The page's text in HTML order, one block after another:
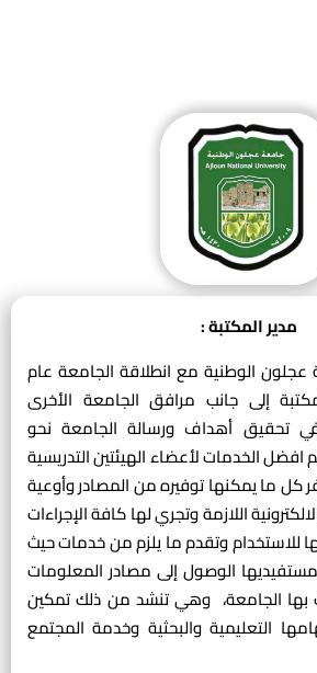
مدير المكتبة :
الوطنية مع انطلاقة الجامعة عام
إلى جانب مرافق الجامعة الأخرى
تحقيق أهداف ورسالة الجامعة نحو
الخدمات لأعضاء الهيئتين التدريسية
كل ما يمكنها توفيره من المصادر وأوعية
اللازمة وتجري لها كافة الإجراءات
للاستخدام وتقدم ما يلزم من خدمات حيث
الوصول إلى مصادر المعلومات
بها الجامعة، وهي تنشد من ذلك تمكين
التعليمية والبحثية وخدمة المجتمع